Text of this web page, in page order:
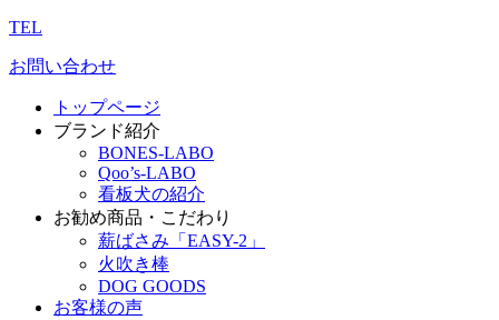
TEL
お問い合わせ
トップページ
ブランド紹介
BONES-LABO
Qoo’s-LABO
看板犬の紹介
お勧め商品・こだわり
薪ばさみ「EASY-2」
火吹き棒
DOG GOODS
お客様の声